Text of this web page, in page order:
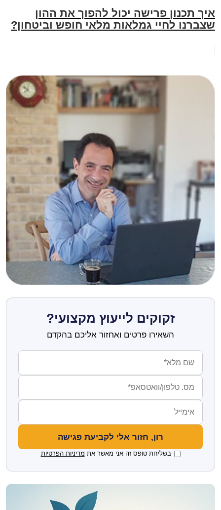
איך תכנון פרישה יכול להפוך את ההון
שצברנו לחיי גמלאות מלאי חופש וביטחון?
זקוקים לייעוץ מקצועי?
השאירו פרטים ואחזור אליכם בהקדם
בשליחת טופס זה אני מאשר את מדיניות הפרטיות